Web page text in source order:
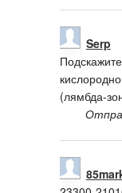
Serp
(лямбда-